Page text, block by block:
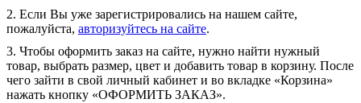
2. Если Вы уже зарегистрировались на нашем сайте,
пожалуйста, авторизуйтесь на сайте.
3. Чтобы оформить заказ на сайте, нужно найти нужный
товар, выбрать размер, цвет и добавить товар в корзину. После
чего зайти в свой личный кабинет и во вкладке «Корзина»
нажать кнопку «ОФОРМИТЬ ЗАКАЗ».